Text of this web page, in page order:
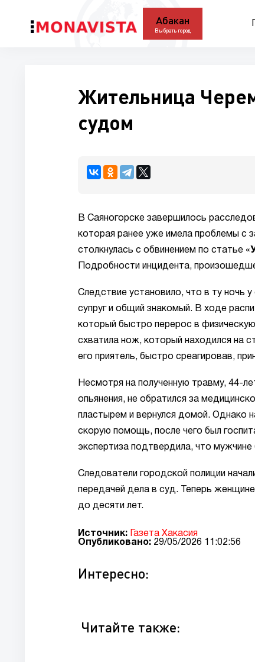
Абакан
Выбрать город
Жительница
судом
В Саяногорске завершилось
которая ранее уже имела проблемы с
столкнулась с обвинением по статье «
Подробности инцидента,
Следствие установило, что в ту ночь
супруг и общий знакомый. В ходе
который быстро перерос в
схватила нож, который находился на
его приятель, быстро среагировав,
Несмотря на полученную травму, 44-
опьянения, не обратился за
пластырем и вернулся домой. Однако
скорую помощь, после чего был
экспертиза подтвердила, что
Следователи городской полиции
передачей дела в суд. Теперь
до десяти лет.
Источник:
Газета Хакасия
Опубликовано: 29/05/2026 11:02:56
Интересно:
Читайте также: